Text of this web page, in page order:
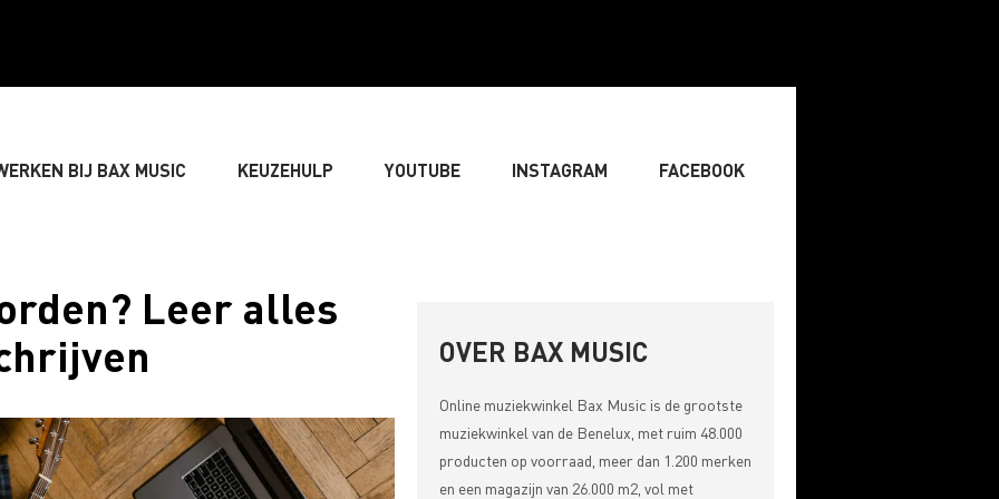
BIJ BAX MUSIC KEUZEHULP YOUTUBE INSTAGRAM FACEBOOK
GELUID » VERLICHTING & DECORATIE » SONGWRITING & COMPOSITIE
» MUZIEKTHEORIE
Leer alles
OVER BAX MUSIC
Online muziekwinkel Bax Music is de grootste
muziekwinkel van de Benelux, met ruim 48.000
producten op voorraad, meer dan 1.200 merken
en een magazijn van 26.000 m2, vol met